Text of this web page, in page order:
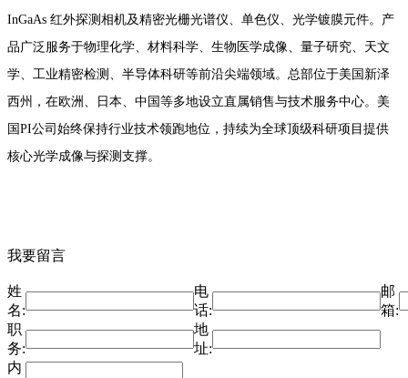
InGaAs 红外探测相机及精密光栅光谱仪、单色仪、光学镀膜元件。产
品广泛服务于物理化学、材料科学、生物医学成像、量子研究、天文
学、工业精密检测、半导体科研等前沿尖端领域。总部位于美国新泽
西州，在欧洲、日本、中国等多地设立直属销售与技术服务中心。美
国PI公司始终保持行业技术领跑地位，持续为全球顶级科研项目提供
核心光学成像与探测支撑。
我要留言
姓
名:
电
话:
邮
箱:
职
务:
地
址:
内